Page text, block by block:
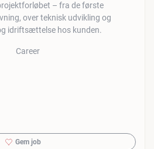
– fra de første
over teknisk udvikling og
idriftsættelse hos kunden.
Gem job